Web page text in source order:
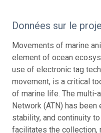
Données sur le
Movements of marine
element of ocean
use of electronic tag
movement, is a critical
of marine life. The multi-
Network (ATN) has
stability, and continuity
facilitates the collection,